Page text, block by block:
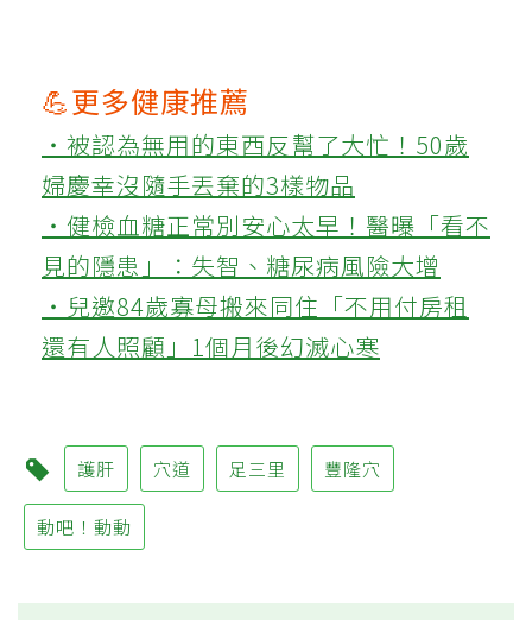
💪更多健康推薦
‧被認為無用的東西反幫了大忙！50歲
婦慶幸沒隨手丟棄的3樣物品
‧健檢血糖正常別安心太早！醫曝「看不
見的隱患」：失智、糖尿病風險大增
‧兒邀84歲寡母搬來同住「不用付房租
還有人照顧」1個月後幻滅心寒
護肝 穴道 足三里 豐隆穴
動吧！動動